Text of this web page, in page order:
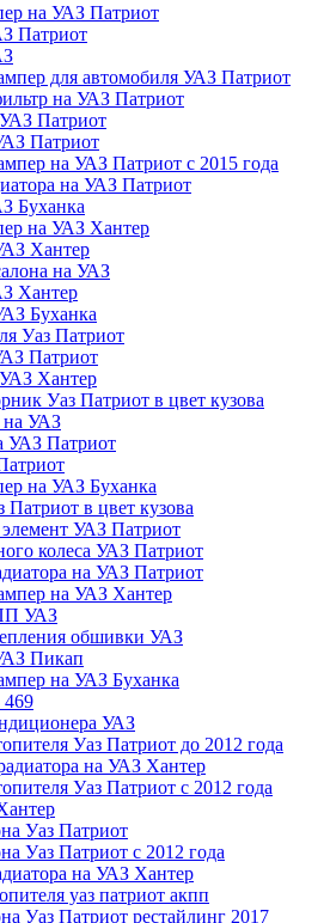
на УАЗ Патриот
Патриот
для автомобиля УАЗ Патриот
на УАЗ Патриот
Патриот
Патриот
на УАЗ Патриот с 2015 года
на УАЗ Патриот
Буханка
на УАЗ Хантер
Хантер
на УАЗ
Хантер
Буханка
Уаз Патриот
Патриот
Хантер
Уаз Патриот в цвет кузова
на УАЗ
УАЗ Патриот
на УАЗ Буханка
в цвет кузова
УАЗ Патриот
колеса УАЗ Патриот
на УАЗ Патриот
на УАЗ Хантер
УАЗ
обшивки УАЗ
Пикап
на УАЗ Буханка
469
УАЗ
Уаз Патриот до 2012 года
на УАЗ Хантер
Уаз Патриот с 2012 года
Уаз Патриот
Уаз Патриот с 2012 года
на УАЗ Хантер
уаз патриот акпп
Уаз Патриот рестайлинг 2017